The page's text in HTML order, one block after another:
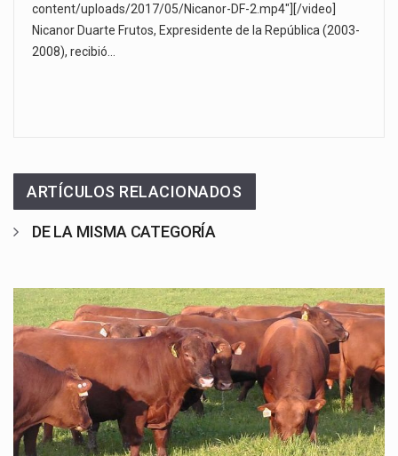
content/uploads/2017/05/Nicanor-DF-2.mp4"][/video]
Nicanor Duarte Frutos, Expresidente de la República (2003-
2008), recibió…
ARTÍCULOS RELACIONADOS
DE LA MISMA CATEGORÍA